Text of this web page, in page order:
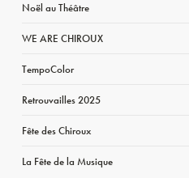
Noël au Théâtre
WE ARE CHIROUX
TempoColor
Retrouvailles 2025
Fête des Chiroux
La Fête de la Musique